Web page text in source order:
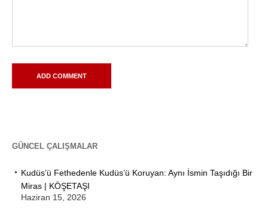
GÜNCEL ÇALIŞMALAR
Kudüs’ü Fethedenle Kudüs’ü Koruyan: Aynı İsmin Taşıdığı Bir
Miras | KÖŞETAŞI
Haziran 15, 2026